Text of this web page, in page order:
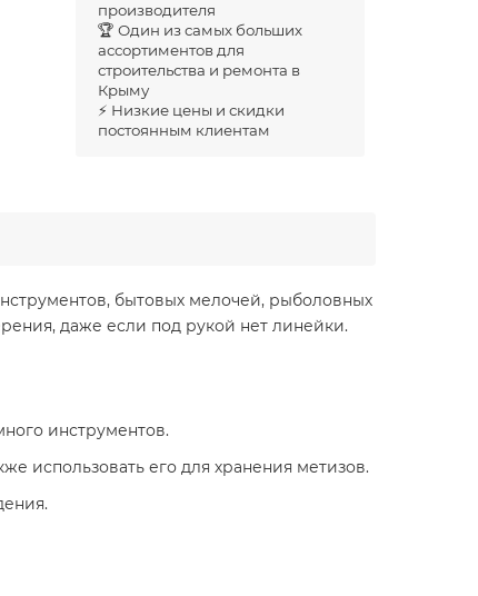
производителя
🏆 Один из самых больших
ассортиментов для
строительства и ремонта в
Крыму
⚡ Низкие цены и скидки
постоянным клиентам
бытовых мелочей, рыболовных
даже если под рукой нет линейки.
инструментов.
использовать его для хранения метизов.